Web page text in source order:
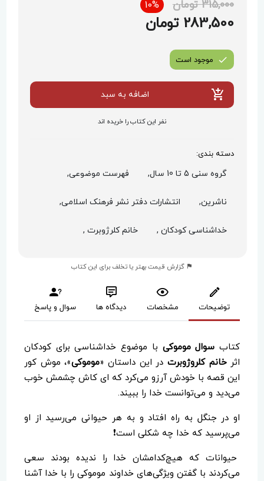
315,000 تومان 10%
283,500 تومان
موجود است
اضافه به سبد
نفر این کتاب را خریده اند
دسته بندی:
گروه سنی 5 تا 10 سال, فهرست موضوعی,
ناشرین, انتشارات دفتر نشر فرهنک اسلامی,
خداشناسی کودکان , خانم کلرژوبرت ,
گزارش قیمت بهتر یا تخلف برای این کتاب
توضیحات مشخصات دیدگاه ها سوال و پاسخ
کتاب سوال موموکی با موضوع خداشناسی برای کودکان
اثرخانم کلروژوبرت در این داستان «موموکی»، موش کور
این قصه با خودش آرزو می‌کرد که ای کاش چشمش خوب
می‌دید و می‌توانست خدا را ببیند.
او در جنگل به راه افتاد و به هر حیوانی می‌رسید از او
می‌پرسید که خدا چه شکلی است❗️
حیوانات که هیچ‌کدامشان خدا را ندیده بودند سعی
می‌کردند با گفتن ویژگی‌های خداوند موموکی را با خدا آشنا